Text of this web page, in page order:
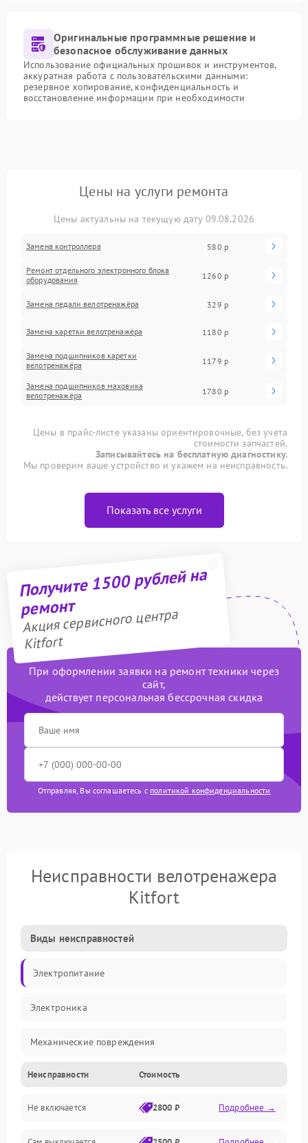
Оригинальные программные решение и
безопасное обслуживание данных
Использование официальных прошивок и инструментов,
аккуратная работа с пользовательскими данными:
резервное копирование, конфиденциальность и
восстановление информации при необходимости
Цены на услуги ремонта
Цены актуальны на текущую дату 09.08.2026
Замена контроллера 580 р
Ремонт отдельного электронного блока
оборудования
1260 р
Замена педали велотренажёра 329 р
Замена каретки велотренажёра 1180 р
Замена подшипников каретки
велотренажёра
1179 р
Замена подшипников маховика
велотренажёра
1780 р
Цены в прайс-листе указаны ориентировочные, без учета
стоимости запчастей.
Записывайтесь на бесплатную диагностику.
Мы проверим ваше устройство и укажем на неисправность.
Показать все услуги
Получите 1500 рублей на
ремонт
Акция сервисного центра
Kitfort
При оформлении заявки на ремонт техники через
сайт,
действует персональная бессрочная скидка
Отправляя, Вы соглашаетесь с политикой конфиденциальности
Неисправности велотренажера
Kitfort
Виды неисправностей
Электропитание
Электроника
Механические повреждения
Управление
Механика
Неисправности Стоимость
Не включается 2800 ₽ Подробнее →